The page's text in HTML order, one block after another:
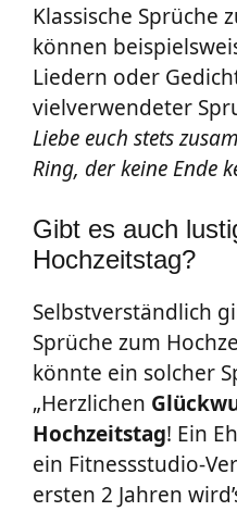
Klassische Sprüche
können
Liedern oder
vielverwendeter
Liebe euch stets
Ring, der keine Ende
Gibt es auch
Hochzeitstag?
Selbstverständlich
Sprüche zum
könnte ein solcher
„Herzlichen
Hochzeitstag! Ein
ein Fitnessstudio-
ersten 2 Jahren